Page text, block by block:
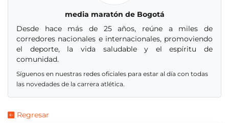
media maratón de Bogotá
Desde hace más de 25 años, reúne a miles de
corredores nacionales e internacionales, promoviendo
el deporte, la vida saludable y el espíritu de
comunidad.
Síguenos en nuestras redes oficiales para estar al día con todas
las novedades de la carrera atlética.
Regresar